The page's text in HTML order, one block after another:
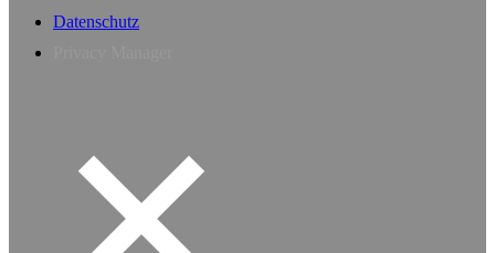
Datenschutz